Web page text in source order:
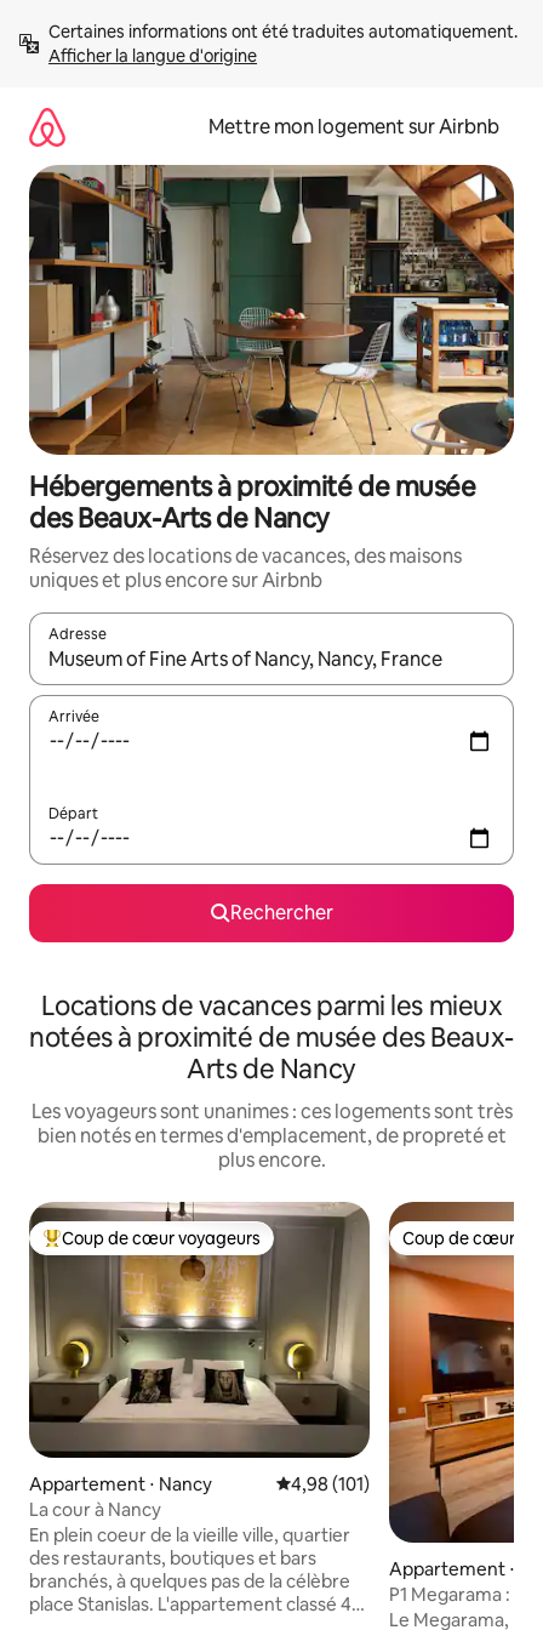
directement
Afficher la langue d'origine
Mettre mon logement sur Airbnb
Hébergements à proximité de musée
des Beaux-Arts de Nancy
Réservez des locations de vacances, des maisons
uniques et plus encore sur Airbnb
Adresse
Lorsque les résultats s'affichent, utilisez les flèches vers le
Arrivée
Départ
Rechercher
Locations de vacances parmi les mieux
notées à proximité de musée des Beaux-
Arts de Nancy
Les voyageurs sont unanimes : ces logements sont très
bien notés en termes d'emplacement, de propreté et
plus encore.
Coups de cœur voyageurs les plus appréciés
Coup de cœur voyageurs
Appartement ⋅ Nancy Évaluation moyenne sur la
4,98 (101)
La cour à Nancy
En plein coeur de la vieille ville, quartier
des restaurants, boutiques et bars
branchés, à quelques pas de la célèbre
place Stanislas. L'appartement classé 4
Coup de cœur
Coup de cœur
Appartement ⋅
P1 Megarama :
Verif ID!
Le Megarama,